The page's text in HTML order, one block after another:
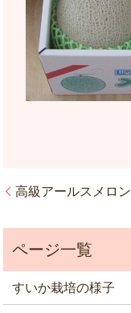
高級アールスメロ
すいか栽培の様子